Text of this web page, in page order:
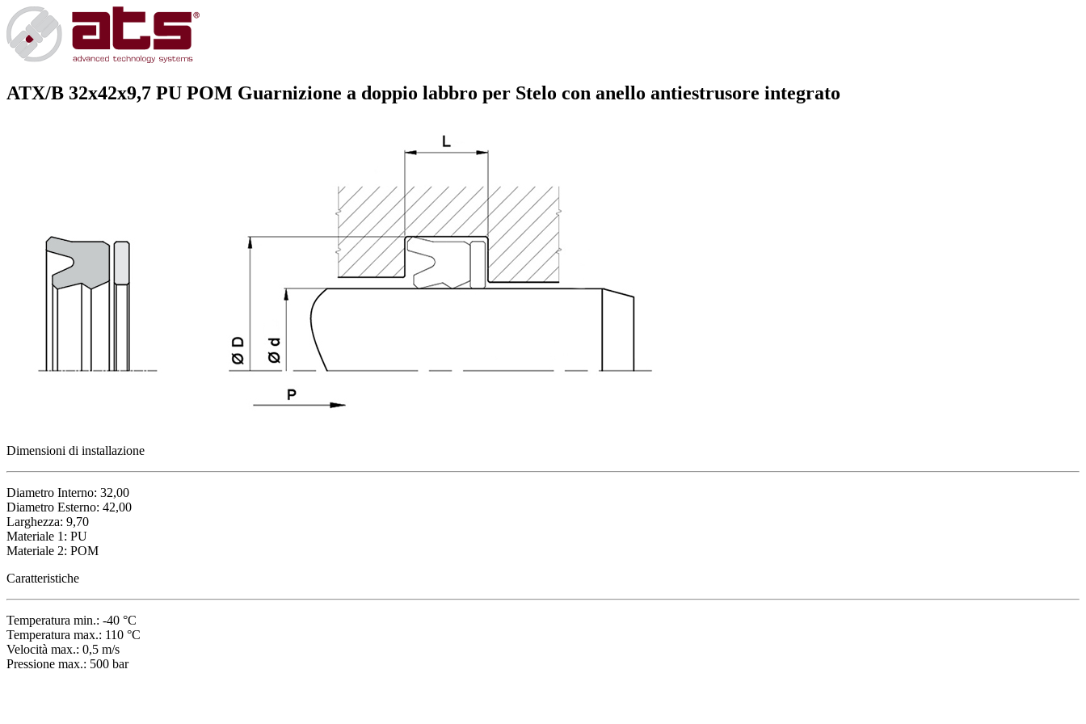
ATX/B 32x42x9,7 PU POM Guarnizione a doppio labbro per Stelo con anello antiestrusore integrato
Dimensioni di installazione
Diametro Interno: 32,00
Diametro Esterno: 42,00
Larghezza: 9,70
Materiale 1: PU
Materiale 2: POM
Caratteristiche
Temperatura min.: -40 °C
Temperatura max.: 110 °C
Velocità max.: 0,5 m/s
Pressione max.: 500 bar